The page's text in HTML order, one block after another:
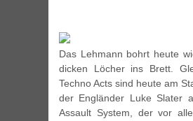
Das Lehmann bohrt heute
dicken Löcher ins Brett.
Techno Acts sind heute am
der Engländer Luke Slater
Assault System, der vor